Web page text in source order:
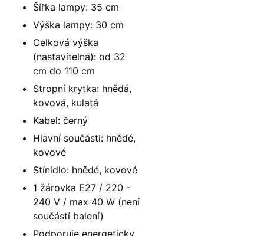
Šířka lampy: 35 cm
Výška lampy: 30 cm
Celková výška
(nastavitelná): od 32
cm do 110 cm
Stropní krytka: hnědá,
kovová, kulatá
Kabel: černý
Hlavní součásti: hnědé,
kovové
Stínidlo: hnědé, kovové
1 žárovka E27 / 220 -
240 V / max 40 W (není
součástí balení)